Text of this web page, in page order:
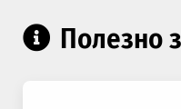
Полезно